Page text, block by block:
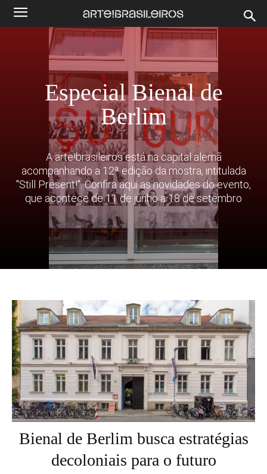
Especial Bienal de
Berlim
A arte!brasileiros está na capital alemã
acompanhando a 12ª edição da mostra, intitulada
"Still Present!". Confira aqui as novidades do evento,
que acontece de 11 de junho a 18 de setembro
Bienal de Berlim busca estratégias
decoloniais para o futuro